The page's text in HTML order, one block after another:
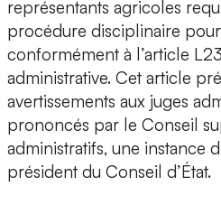
représentants agricoles
procédure disciplinaire
conformément à l’article
administrative. Cet article
avertissements aux juges
prononcés par le Conseil
administratifs, une instance
président du Conseil d’État.